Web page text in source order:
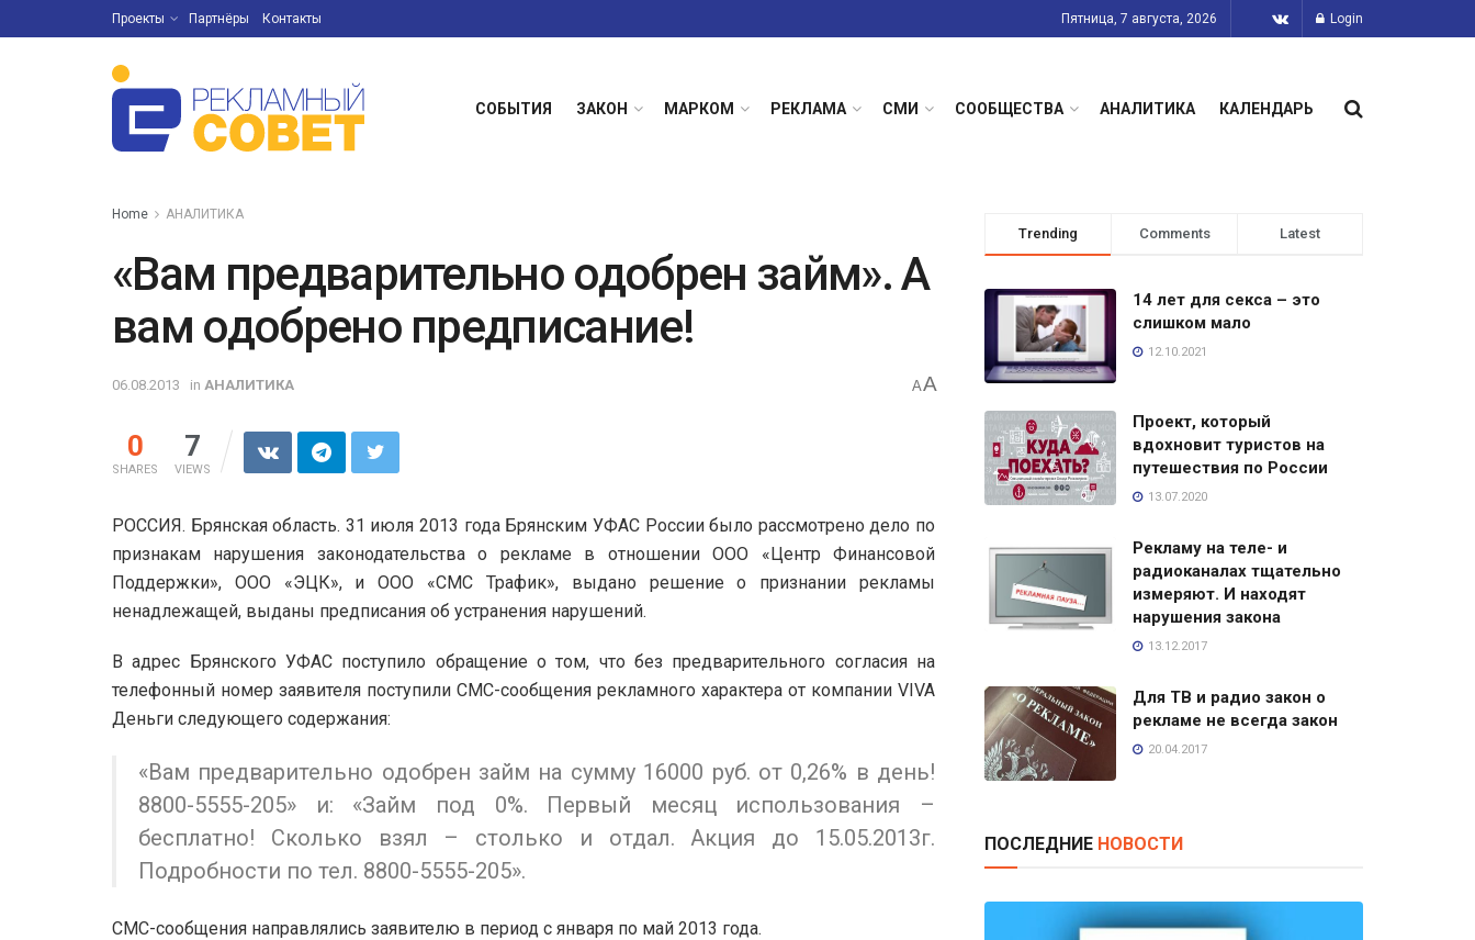
Проекты Партнёры Контакты Пятница, 7 августа, 2026 Login
СОБЫТИЯ ЗАКОН МАРКОМ РЕКЛАМА СМИ СООБЩЕСТВА АНАЛИТИКА КАЛЕНДАРЬ
Home АНАЛИТИКА
«Вам предварительно одобрен займ». А
вам одобрено предписание!
06.08.2013 in АНАЛИТИКА AA
0
SHARES
7
VIEWS
РОССИЯ. Брянская область. 31 июля 2013 года Брянским УФАС России было рассмотрено дело по
признакам нарушения законодательства о рекламе в отношении ООО «Центр Финансовой
Поддержки», ООО «ЭЦК», и ООО «СМС Трафик», выдано решение о признании рекламы
ненадлежащей, выданы предписания об устранения нарушений.
В адрес Брянского УФАС поступило обращение о том, что без предварительного согласия на
телефонный номер заявителя поступили СМС-сообщения рекламного характера от компании VIVA
Деньги следующего содержания:
«Вам предварительно одобрен займ на сумму 16000 руб. от 0,26% в день!
8800-5555-205» и: «Займ под 0%. Первый месяц использования –
бесплатно! Сколько взял – столько и отдал. Акция до 15.05.2013г.
Подробности по тел. 8800-5555-205».
СМС-сообщения направлялись заявителю в период с января по май 2013 года.
Trending Comments Latest
14 лет для секса – это
слишком мало
12.10.2021
Проект, который
вдохновит туристов на
путешествия по России
13.07.2020
Рекламу на теле- и
радиоканалах тщательно
измеряют. И находят
нарушения закона
13.12.2017
Для ТВ и радио закон о
рекламе не всегда закон
20.04.2017
ПОСЛЕДНИЕ НОВОСТИ